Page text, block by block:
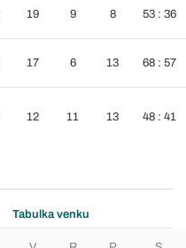
19 9 8 53 : 36
17 6 13 68 : 57
12 11 13 48 : 41
Tabulka venku